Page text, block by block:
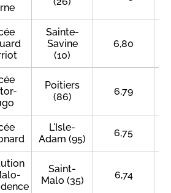
Sainte-
Savine
(10)
6,80
Poitiers
(86)
6,79
L'Isle-
Adam (95)
6,75
Saint-
Malo (35)
6,74